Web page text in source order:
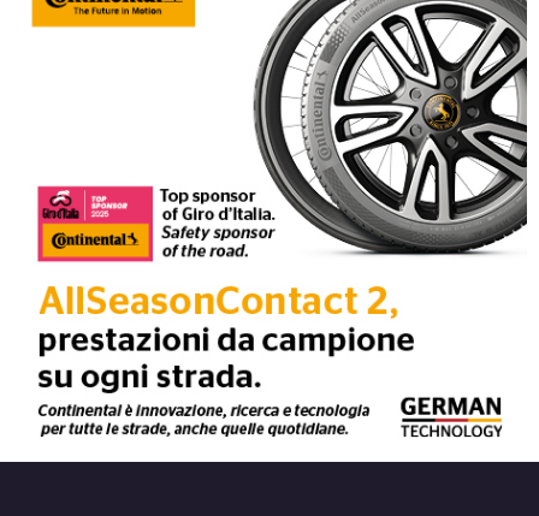
205/50 R16 87W
Disponibile